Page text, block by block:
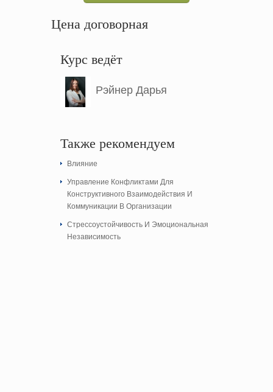
Цена договорная
Курс ведёт
Рэйнер Дарья
Также рекомендуем
Влияние
Управление Конфликтами Для
Конструктивного Взаимодействия И
Коммуникации В Организации
Стрессоустойчивость И Эмоциональная
Независимость